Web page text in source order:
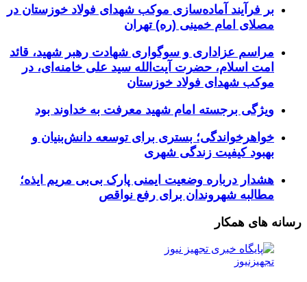
بر فرآیند آماده‌سازی موکب شهدای فولاد خوزستان در
مصلای امام خمینی (ره) تهران
مراسم عزاداری و سوگواری شهادت رهبر شهید، قائد
امت اسلام، حضرت آیت‌الله سید علی خامنه‌ای، در
موکب شهدای فولاد خوزستان
ویژگی برجسته امام شهید معرفت به خداوند بود
خواهرخواندگی؛ بستری برای توسعه دانش‌بنیان و
بهبود کیفیت زندگی شهری
هشدار درباره وضعیت ایمنی پارک بی‌بی مریم ایذه؛
مطالبه شهروندان برای رفع نواقص
رسانه های همکار
تجهیزنیوز